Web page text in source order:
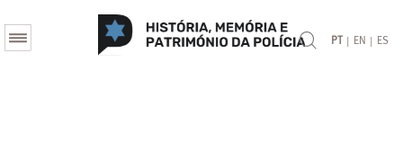
PT | EN | ES